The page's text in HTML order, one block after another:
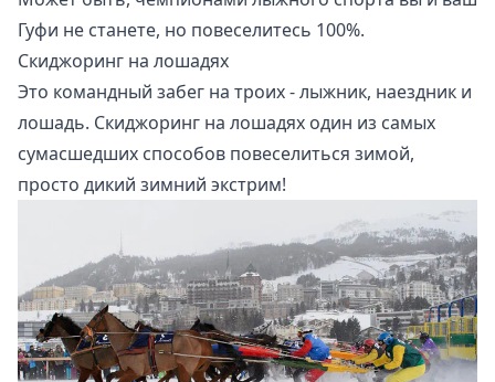
Гуфи не станете, но повеселитесь 100%.
Скиджоринг на лошадях
Это командный забег на троих - лыжник, наездник и
лошадь. Скиджоринг на лошадях один из самых
сумасшедших способов повеселиться зимой,
просто дикий зимний экстрим!